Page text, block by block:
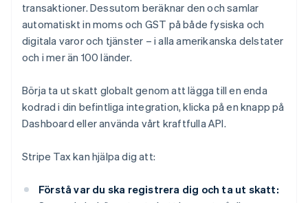
transaktioner. Dessutom beräknar den och samlar
automatiskt in moms och GST på både fysiska och
digitala varor och tjänster – i alla amerikanska delstater
och i mer än 100 länder.
Börja ta ut skatt globalt genom att lägga till en enda
kodrad i din befintliga integration, klicka på en knapp på
Dashboard eller använda vårt kraftfulla API.
Stripe Tax kan hjälpa dig att:
Förstå var du ska registrera dig och ta ut skatt: